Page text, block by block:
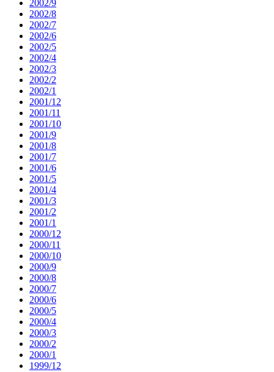
2002/9
2002/8
2002/7
2002/6
2002/5
2002/4
2002/3
2002/2
2002/1
2001/12
2001/11
2001/10
2001/9
2001/8
2001/7
2001/6
2001/5
2001/4
2001/3
2001/2
2001/1
2000/12
2000/11
2000/10
2000/9
2000/8
2000/7
2000/6
2000/5
2000/4
2000/3
2000/2
2000/1
1999/12